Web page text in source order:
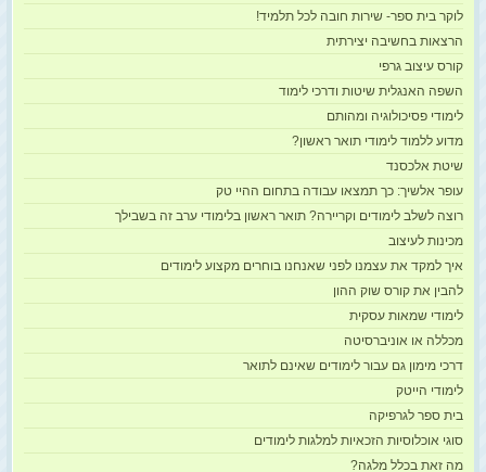
לוקר בית ספר- שירות חובה לכל תלמיד!
הרצאות בחשיבה יצירתית
קורס עיצוב גרפי
השפה האנגלית שיטות ודרכי לימוד
לימודי פסיכולוגיה ומהותם
מדוע ללמוד לימודי תואר ראשון?
שיטת אלכסנד
עופר אלשיך: כך תמצאו עבודה בתחום ההיי טק
רוצה לשלב לימודים וקריירה? תואר ראשון בלימודי ערב זה בשבילך
מכינות לעיצוב
איך למקד את עצמנו לפני שאנחנו בוחרים מקצוע לימודים
להבין את קורס שוק ההון
לימודי שמאות עסקית
מכללה או אוניברסיטה
דרכי מימון גם עבור לימודים שאינם לתואר
לימודי הייטק
בית ספר לגרפיקה
סוגי אוכלוסיות הזכאיות למלגות לימודים
מה זאת בכלל מלגה?